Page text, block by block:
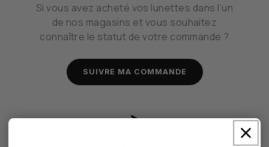
Si vous avez acheté vos lunettes dans l’un
de nos magasins et vous souhaitez
connaître le statut de votre commande ?
SUIVRE MA COMMANDE